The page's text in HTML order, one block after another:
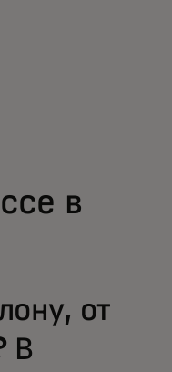
в
от
В